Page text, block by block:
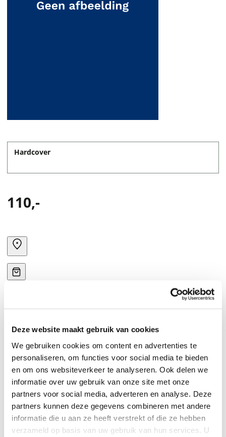
Deze website maakt gebruik van cookies
We gebruiken cookies om content en advertenties te
personaliseren, om functies voor social media te bieden
en om ons websiteverkeer te analyseren. Ook delen we
informatie over uw gebruik van onze site met onze
partners voor social media, adverteren en analyse. Deze
partners kunnen deze gegevens combineren met andere
informatie die u aan ze heeft verstrekt of die ze hebben
verzameld op basis van uw gebruik van hun services. U
Hardcover
110,-